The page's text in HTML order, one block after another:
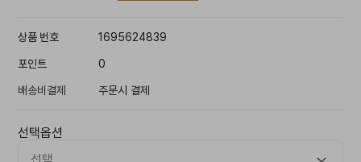
상품 번호 1695624839
포인트 0
배송비결제 주문시 결제
선택옵션